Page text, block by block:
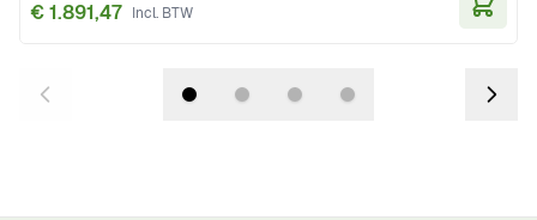
€ 1.891,47